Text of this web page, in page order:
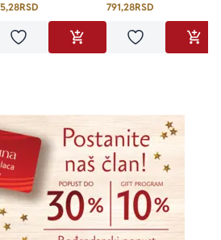
KORPU
RSD
Dodaj u omiljeneDODAJ U KORPU
791,28RSD
Dodaj u